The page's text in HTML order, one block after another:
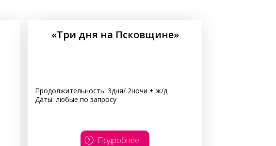
«Три дня на Псковщине»
Продолжительность: 3дня/ 2ночи + ж/д
Даты: любые по запросу
Подробнее